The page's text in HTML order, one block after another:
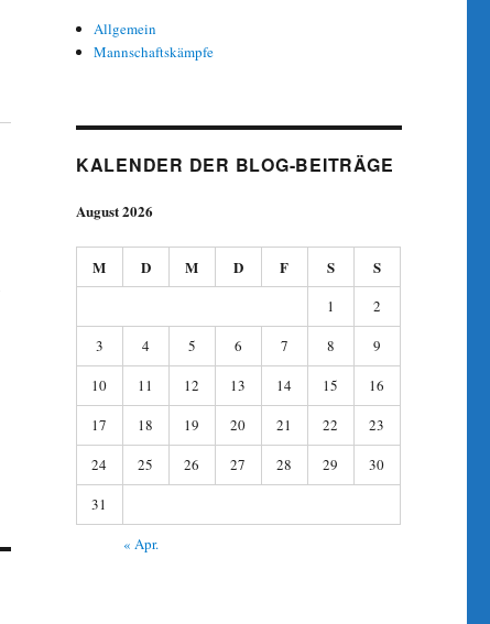
Allgemein
Mannschaftskämpfe
KALENDER DER BLOG-BEITRÄGE
August 2026
M D M D F S S
1
2
3
4 5 6 7 8
9
10
11 12 13 14 15
16
17
18 19 20 21 22
23
24
25 26 27 28 29
30
31
« Apr.